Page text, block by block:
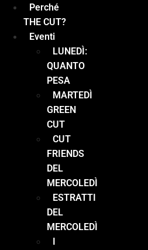
Perché
THE CUT?
Eventi
LUNEDÌ:
QUANTO
PESA
MARTEDÌ
GREEN
CUT
CUT
FRIENDS
DEL
MERCOLEDÌ
ESTRATTI
DEL
MERCOLEDÌ
I